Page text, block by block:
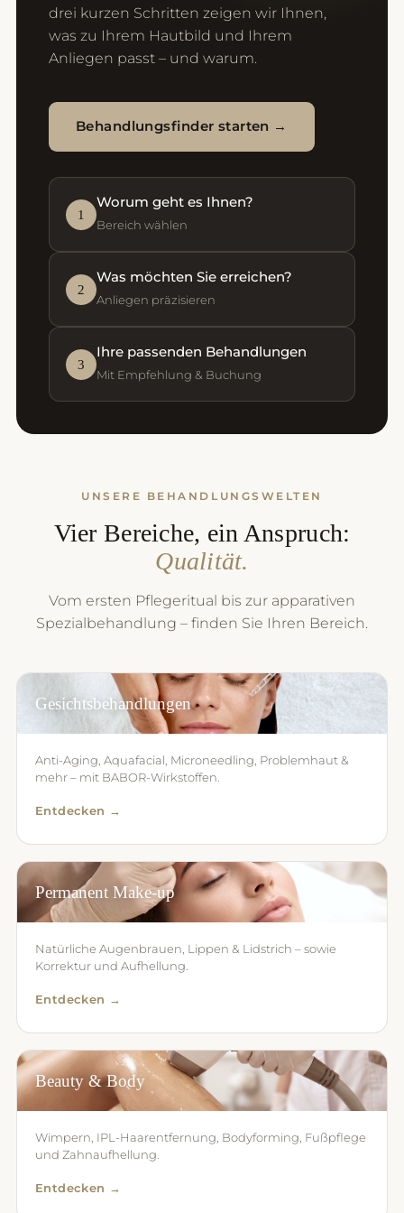
drei kurzen Schritten zeigen wir Ihnen,
was zu Ihrem Hautbild und Ihrem
Anliegen passt – und warum.
Behandlungsfinder starten →
1
Worum geht es Ihnen?
Bereich wählen
2
Was möchten Sie erreichen?
Anliegen präzisieren
3
Ihre passenden Behandlungen
Mit Empfehlung & Buchung
UNSERE BEHANDLUNGSWELTEN
Vier Bereiche, ein Anspruch:
Qualität.
Vom ersten Pflegeritual bis zur apparativen
Spezialbehandlung – finden Sie Ihren Bereich.
Gesichtsbehandlungen
Anti-Aging, Aquafacial, Microneedling, Problemhaut &
mehr – mit BABOR-Wirkstoffen.
Entdecken →
Permanent Make-up
Natürliche Augenbrauen, Lippen & Lidstrich – sowie
Korrektur und Aufhellung.
Entdecken →
Beauty & Body
Wimpern, IPL-Haarentfernung, Bodyforming, Fußpflege
und Zahnaufhellung.
Entdecken →